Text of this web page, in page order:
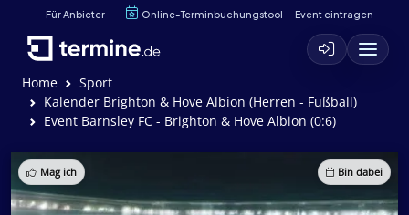
Für Anbieter Online-Terminbuchungstool Event eintragen
Home
Sport
Kalender Brighton & Hove Albion (Herren - Fußball)
Event Barnsley FC - Brighton & Hove Albion (0:6)
Mag ich Bin dabei